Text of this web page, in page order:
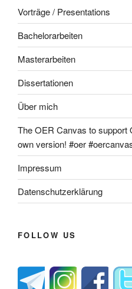
Vorträge / Presentations
Bachelorarbeiten
Masterarbeiten
Dissertationen
Über mich
The OER Canvas to support
own version! #oer
Impressum
Datenschutzerklärung
FOLLOW US